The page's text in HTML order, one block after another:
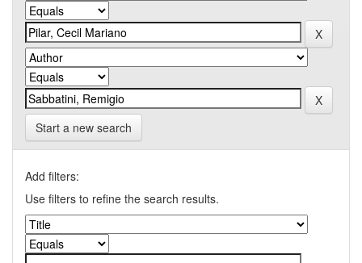
Start a new search
Add filters:
Use filters to refine the search results.